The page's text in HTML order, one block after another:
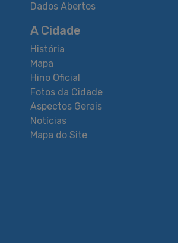
Dados Abertos
A Cidade
História
Mapa
Hino Oficial
Fotos da Cidade
Aspectos Gerais
Notícias
Mapa do Site